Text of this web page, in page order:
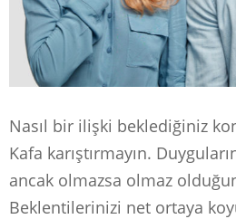
Nasıl bir ilişki beklediğiniz
Kafa karıştırmayın.
ancak olmazsa olmaz
Beklentilerinizi net ortaya